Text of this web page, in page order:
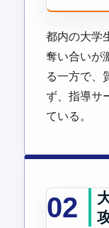
都内の大学
奪い合いが
る一方で、
ず、指導サ
ている。
02